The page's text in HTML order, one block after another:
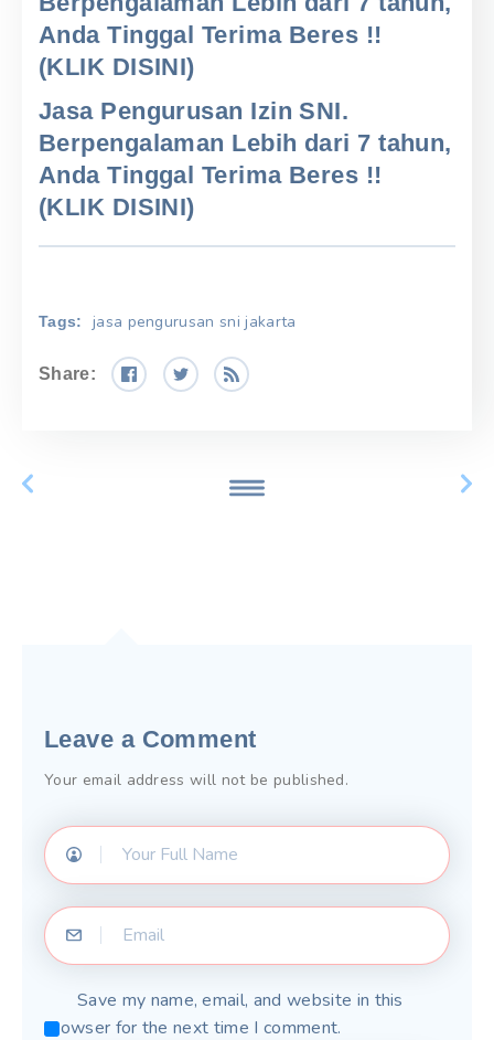
Anda Tinggal Terima Beres !!
(KLIK DISINI)
Jasa Pengurusan Izin SNI.
Berpengalaman Lebih dari 7 tahun,
Anda Tinggal Terima Beres !!
(KLIK DISINI)
Tags: jasa pengurusan sni jakarta
Share:
Leave a Comment
Your email address will not be published.
Save my name, email, and website in this
browser for the next time I comment.